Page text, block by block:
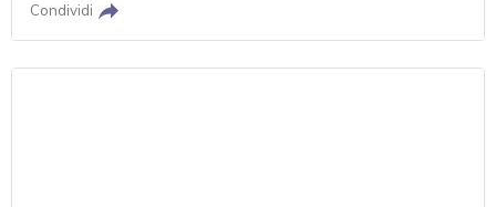
Condividi